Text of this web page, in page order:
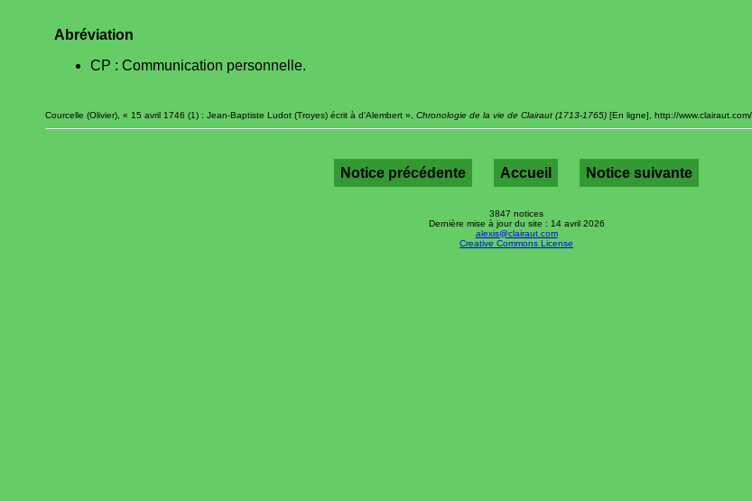
Abréviation
CP : Communication personnelle.
Courcelle (Olivier), « 15 avril 1746 (1) : Jean-Baptiste Ludot (Troyes) écrit à d'Alembert », Chronologie de la vie de Clairaut (1713-1765) [En ligne], http://
Notice précédente Accueil Notice suivante
3847 notices
Dernière mise à jour du site : 14 avril 2026
alexis@clairaut.com
Creative Commons License